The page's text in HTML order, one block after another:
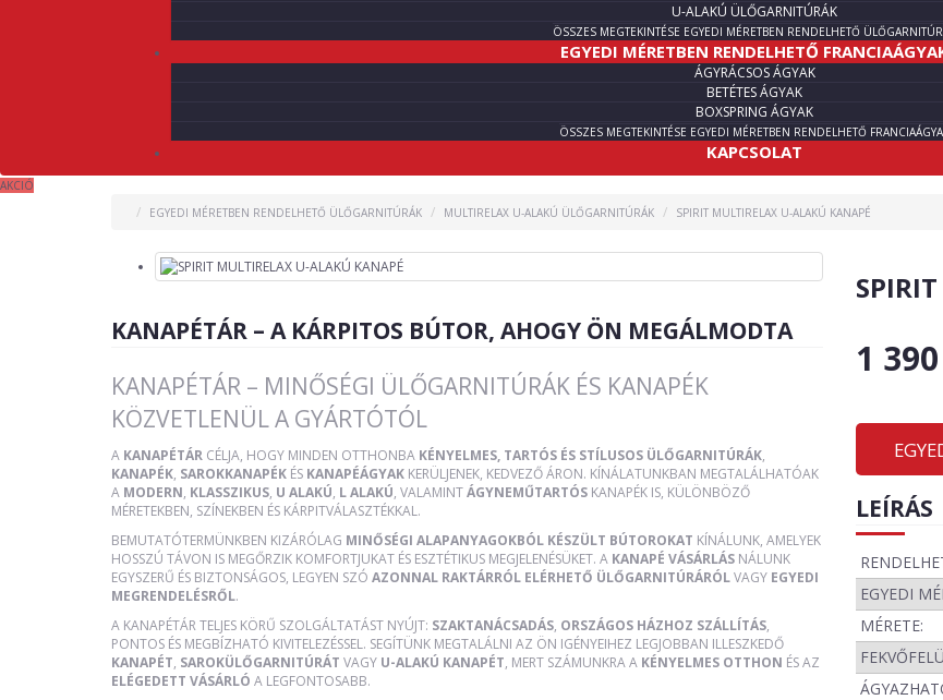
U-ALAKÚ ÜLŐGARNITÚRÁK
ÖSSZES MEGTEKINTÉSE EGYEDI MÉRETBEN RENDELHETŐ
EGYEDI MÉRETBEN RENDELHETŐ
ÁGYRÁCSOS ÁGYAK
BETÉTES ÁGYAK
BOXSPRING ÁGYAK
ÖSSZES MEGTEKINTÉSE EGYEDI MÉRETBEN RENDELHETŐ
KAPCSOLAT
AKCIÓ
EGYEDI MÉRETBEN RENDELHETŐ ÜLŐGARNITÚRÁK
MULTIRELAX U-ALAKÚ ÜLŐGARNITÚRÁK SPIRIT MULTIRELAX U-ALAKÚ KANAPÉ
KANAPÉTÁR – A KÁRPITOS BÚTOR, AHOGY ÖN MEGÁLMODTA
KANAPÉTÁR – MINŐSÉGI ÜLŐGARNITÚRÁK ÉS KANAPÉK
KÖZVETLENÜL A GYÁRTÓTÓL
A KANAPÉTÁR CÉLJA, HOGY MINDEN OTTHONBA KÉNYELMES, TARTÓS ÉS STÍLUSOS ÜLŐGARNITÚRÁK,
KANAPÉK, SAROKKANAPÉK ÉS KANAPÉÁGYAK KERÜLJENEK, KEDVEZŐ ÁRON. KÍNÁLATUNKBAN MEGTALÁLHATÓAK
A MODERN, KLASSZIKUS, U ALAKÚ, L ALAKÚ, VALAMINTÁGYNEMŰTARTÓS KANAPÉK IS, KÜLÖNBÖZŐ
MÉRETEKBEN, SZÍNEKBEN ÉS KÁRPITVÁLASZTÉKKAL.
BEMUTATÓTERMÜNKBEN KIZÁRÓLAG MINŐSÉGI ALAPANYAGOKBÓL KÉSZÜLT BÚTOROKAT KÍNÁLUNK, AMELYEK
HOSSZÚ TÁVON IS MEGŐRZIK KOMFORTJUKAT ÉS ESZTÉTIKUS MEGJELENÉSÜKET. A KANAPÉ VÁSÁRLÁS NÁLUNK
EGYSZERŰ ÉS BIZTONSÁGOS, LEGYEN SZÓ AZONNAL RAKTÁRRÓL ELÉRHETŐ ÜLŐGARNITÚRÁRÓLVAGY EGYEDI
MEGRENDELÉSRŐL.
A KANAPÉTÁR TELJES KÖRŰ SZOLGÁLTATÁST NYÚJT: SZAKTANÁCSADÁS, ORSZÁGOS HÁZHOZ SZÁLLÍTÁS,
PONTOS ÉS MEGBÍZHATÓ KIVITELEZÉSSEL. SEGÍTÜNK MEGTALÁLNI AZ ÖN IGÉNYEIHEZ LEGJOBBAN ILLESZKEDŐ
KANAPÉT, SAROKÜLŐGARNITÚRÁT VAGY U-ALAKÚ KANAPÉT, MERT SZÁMUNKRA A KÉNYELMES OTTHON ÉS AZ
ELÉGEDETT VÁSÁRLÓ A LEGFONTOSABB.
1
LEÍRÁS
EGYEDI
MÉRETE: